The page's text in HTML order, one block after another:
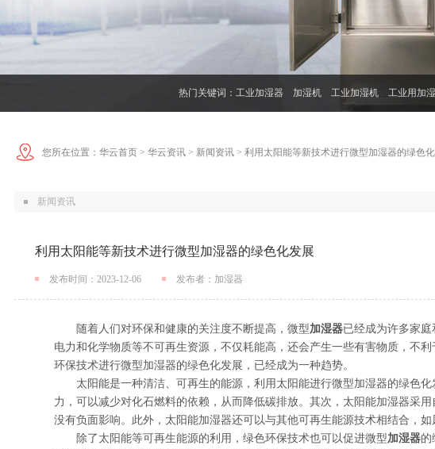
热门关键词： 工业加湿器 加湿机 工业加湿机 工业用加
您所在位置： 华云首页 > 华云资讯 > 新闻资讯 > 利用太阳能等新技术进行微型加湿器的绿色
新闻资讯
利用太阳能等新技术进行微型加湿器的绿色化发展
发布时间：2023-12-06 发布者：加湿器
随着人们对环保和健康的关注度不断提高，微型加湿器已经成为许多家
电力和化学物质等不可再生资源，不仅耗能高，还会产生一些有害物质，不
环保技术进行微型加湿器的绿色化发展，已经成为一种趋势。
太阳能是一种清洁、可再生的能源，利用太阳能进行微型加湿器的绿色化
力，可以减少对化石燃料的依赖，从而降低碳排放。其次，太阳能加湿器采
没有负面影响。此外，太阳能加湿器还可以与其他可再生能源技术相结合，如
除了太阳能等可再生能源的利用，绿色环保技术也可以促进微型加湿器的